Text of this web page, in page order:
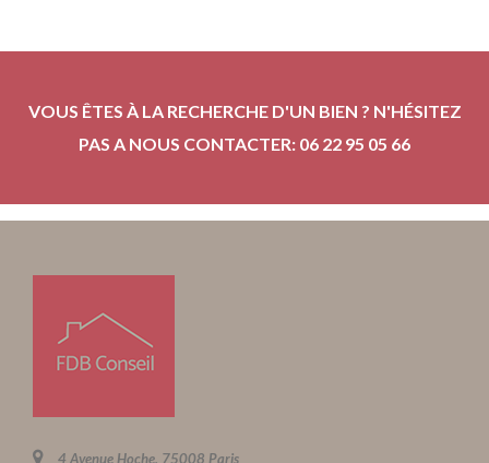
VOUS ÊTES À LA RECHERCHE D'UN BIEN ? N'HÉSITEZ
PAS A NOUS CONTACTER: 06 22 95 05 66
4 Avenue Hoche, 75008 Paris